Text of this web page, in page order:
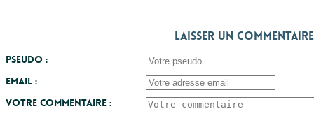
Laisser un commentaire
Pseudo :
Email :
Votre commentaire :